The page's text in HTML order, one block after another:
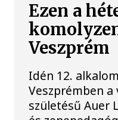
Ezen a
Veszprém
Idén 12.
Veszprémben
születésű Auer